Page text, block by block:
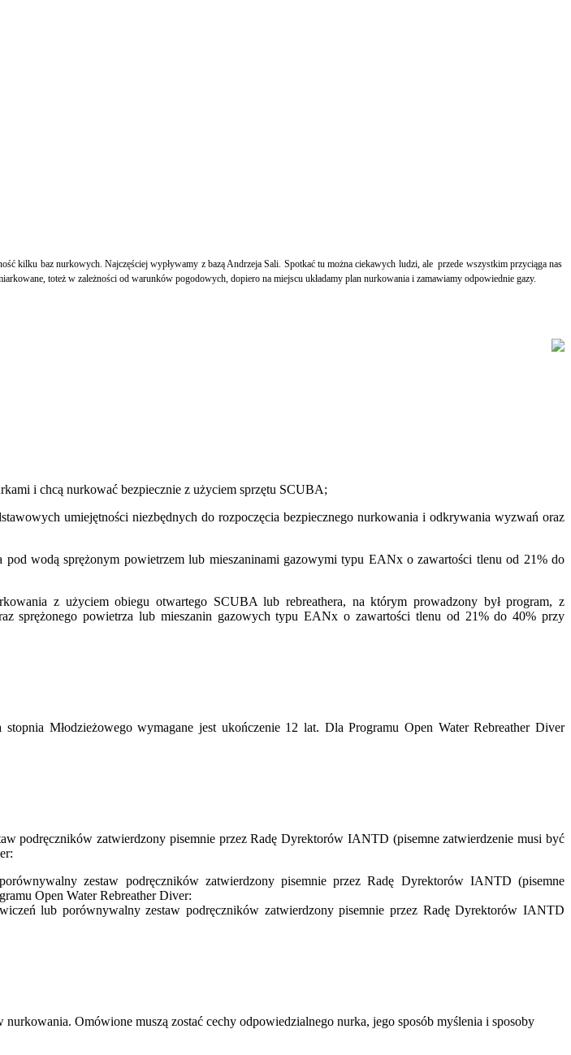
kilku baz nurkowych. Najczęściej wypływamy z bazą Andrzeja Sali. Spotkać tu można ciekawych ludzi, ale przede wszystkim przyciąga nas
toteż w zależności od warunków pogodowych, dopiero na miejscu układamy plan nurkowania i zamawiamy odpowiednie gazy.
i chcą nurkować bezpiecznie z użyciem sprzętu SCUBA;
umiejętności niezbędnych do rozpoczęcia bezpiecznego nurkowania i odkrywania wyzwań oraz
wodą sprężonym powietrzem lub mieszaninami gazowymi typu EANx o zawartości tlenu od 21% do
z użyciem obiegu otwartego SCUBA lub rebreathera, na którym prowadzony był program, z
sprężonego powietrza lub mieszanin gazowych typu EANx o zawartości tlenu od 21% do 40% przy
Młodzieżowego wymagane jest ukończenie 12 lat. Dla Programu Open Water Rebreather Diver
podręczników zatwierdzony pisemnie przez Radę Dyrektorów IANTD (pisemne zatwierdzenie musi być
zestaw podręczników zatwierdzony pisemnie przez Radę Dyrektorów IANTD (pisemne
Open Water Rebreather Diver:
lub porównywalny zestaw podręczników zatwierdzony pisemnie przez Radę Dyrektorów IANTD
Omówione muszą zostać cechy odpowiedzialnego nurka, jego sposób myślenia i sposoby